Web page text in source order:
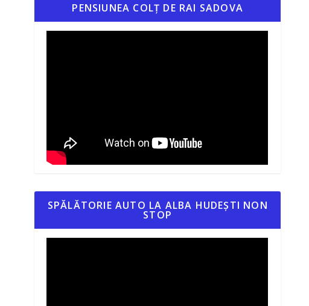
PENSIUNEA COLȚ DE RAI SADOVA
SPĂLĂTORIE AUTO LA ALBA HUDEȘTI NON
STOP